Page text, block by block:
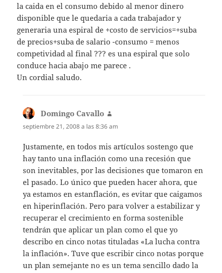
la caida en el consumo debido al menor dinero
disponible que le quedaria a cada trabajador y
generaria una espiral de +costo de servicios=+suba
de precios+suba de salario -consumo = menos
competividad al final ??? es una espiral que solo
conduce hacia abajo me parece .
Un cordial saludo.
Domingo Cavallo
septiembre 21, 2008 a las 8:36 am
Justamente, en todos mis artículos sostengo que
hay tanto una inflación como una recesión que
son inevitables, por las decisiones que tomaron en
el pasado. Lo único que pueden hacer ahora, que
ya estamos en estanflación, es evitar que caigamos
en hiperinflación. Pero para volver a estabilizar y
recuperar el crecimiento en forma sostenible
tendrán que aplicar un plan como el que yo
describo en cinco notas tituladas «La lucha contra
la inflación». Tuve que escribir cinco notas porque
un plan semejante no es un tema sencillo dado la